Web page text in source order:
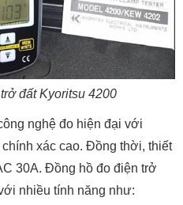
đất Kyoritsu 4200
nghệ đo hiện đại với
xác cao. Đồng thời, thiết
30A. Đồng hồ đo điện trở
nhiều tính năng như: